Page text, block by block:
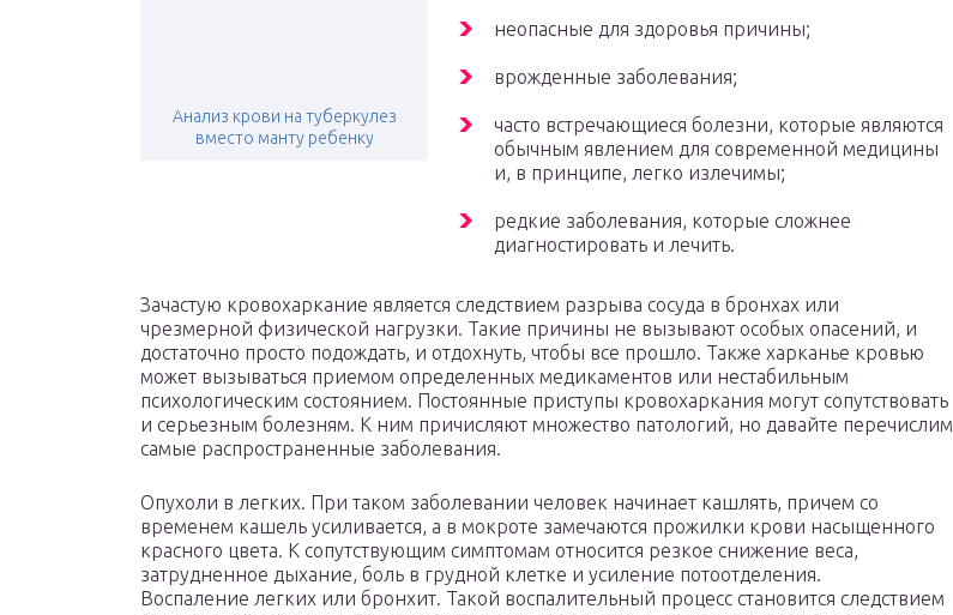
Анализ крови на туберкулез
вместо манту ребенку
неопасные для здоровья причины;
врожденные заболевания;
часто встречающиеся болезни, которые являются
обычным явлением для современной медицины
и, в принципе, легко излечимы;
редкие заболевания, которые сложнее
диагностировать и лечить.
Зачастую кровохаркание является следствием разрыва сосуда в бронхах или
чрезмерной физической нагрузки. Такие причины не вызывают особых опасений, и
достаточно просто подождать, и отдохнуть, чтобы все прошло. Также харканье кровью
может вызываться приемом определенных медикаментов или нестабильным
психологическим состоянием. Постоянные приступы кровохаркания могут сопутствовать
и серьезным болезням. К ним причисляют множество патологий, но давайте перечислим
самые распространенные заболевания.
Опухоли в легких. При таком заболевании человек начинает кашлять, причем со
временем кашель усиливается, а в мокроте замечаются прожилки крови насыщенного
красного цвета. К сопутствующим симптомам относится резкое снижение веса,
затрудненное дыхание, боль в грудной клетке и усиление потоотделения.
Воспаление легких или бронхит. Такой воспалительный процесс становится следствием